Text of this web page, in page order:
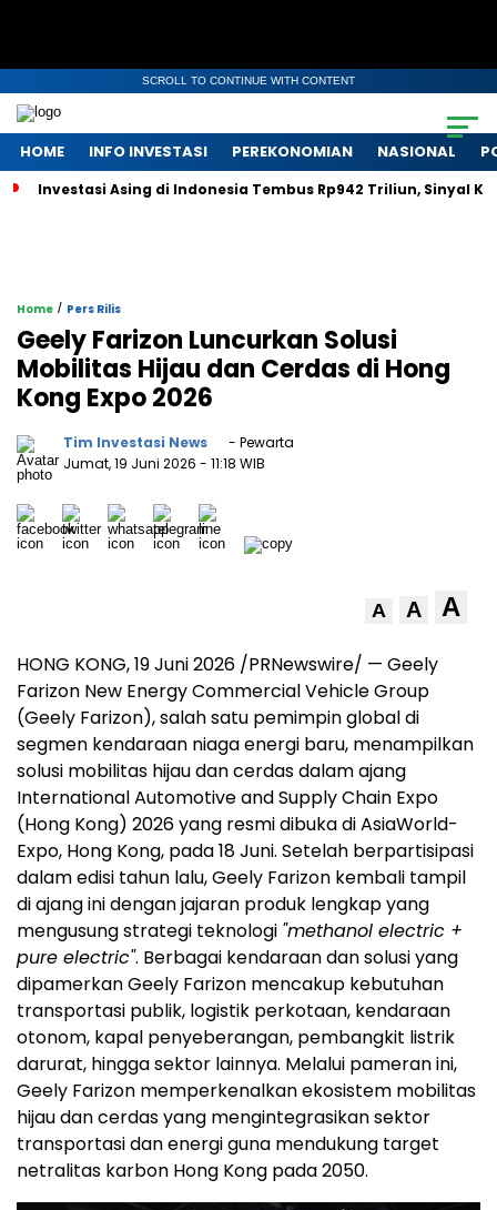
SCROLL TO CONTINUE WITH CONTENT
HOME INFO INVESTASI PEREKONOMIAN NASIONAL
Investasi Asing di Indonesia Tembus Rp942 Triliun, Sinyal
Home / Pers Rilis
Geely Farizon Luncurkan Solusi
Mobilitas Hijau dan Cerdas di Hong
Kong Expo 2026
Tim Investasi News
- Pewarta
Jumat, 19 Juni 2026 - 11:18 WIB
A A A
HONG KONG, 19 Juni 2026 /PRNewswire/ — Geely
Farizon New Energy Commercial Vehicle Group
(Geely Farizon), salah satu pemimpin global di
segmen kendaraan niaga energi baru, menampilkan
solusi mobilitas hijau dan cerdas dalam ajang
International Automotive and Supply Chain Expo
(Hong Kong) 2026 yang resmi dibuka di AsiaWorld-
Expo, Hong Kong, pada 18 Juni. Setelah berpartisipasi
dalam edisi tahun lalu, Geely Farizon kembali tampil
di ajang ini dengan jajaran produk lengkap yang
mengusung strategi teknologi "methanol electric +
pure electric". Berbagai kendaraan dan solusi yang
dipamerkan Geely Farizon mencakup kebutuhan
transportasi publik, logistik perkotaan, kendaraan
otonom, kapal penyeberangan, pembangkit listrik
darurat, hingga sektor lainnya. Melalui pameran ini,
Geely Farizon memperkenalkan ekosistem mobilitas
hijau dan cerdas yang mengintegrasikan sektor
transportasi dan energi guna mendukung target
netralitas karbon Hong Kong pada 2050.